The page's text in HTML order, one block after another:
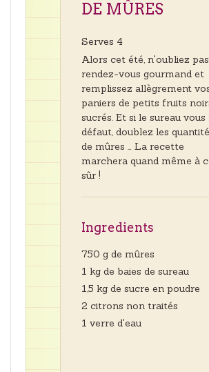
DE MÛRES
Serves 4
Alors cet été, n'oubliez
rendez-vous gourmand et
remplissez allègrement
paniers de petits fruits
sucrés. Et si le sureau
défaut, doublez les
de mûres … La recette
marchera quand même à
sûr !
Ingredients
750 g de mûres
1 kg de baies de sureau
1,5 kg de sucre en poudre
2 citrons non traités
1 verre d'eau